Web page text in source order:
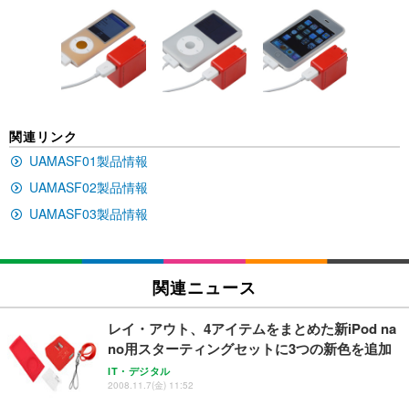
[EdoErgo] オフィスチェア 椅子 テレワーク 疲れな
い 跳ね上げ式アームレスト コンパクト 約105度ロッ
キング pc 事務椅子 360度回転 座面昇降 強化ナイロ
ン樹脂ベース 通気性メッシュ 在宅ワーク H-WY01
(黒網+黒枠+黒足)
￥5,699
ュチェア 人間工学 疲れない ブラック
￥27,999
能 人間工学 椅子 腰サポート 90度跳ね上げ式アーム
レスト 3Dヘッドレスト ハンガー付き 高反発クッシ
ョン PCチェア 通気性メッシュ ゲーミング/勉強/事
務用 おしゃれ パソコンチェア (ブラック)
Sezlife オフィスチェア デスクチェア 疲れない テレ
ワーク チェア 強化バックレスト 30度ロッキング機
能 人間工学 椅子 腰サポート 90度跳ね上げ式アーム
レスト 3Dヘッドレスト ハンガー付き 高反発クッシ
EIZO ビジネス向けプレミアムモニター | FlexScan
EV3240X-WT | 31.5型4K UHD・USB Type-C・ホワ
イト
￥105,595
イト
￥109,572
フック付き（CFI-ZDM1J）
￥49,979
【整備済み品】Dell E2724HS 27インチ 液晶モニタ
ー フルHD（1920×1080）VA 非光沢 HDMI/DisplayP
ort/VGA スピーカー内蔵 高さ調整 スイベル VESA対
応 ComfortView ビジネス向け
￥15,800
Amazonベーシック ペットシーツ 薄型 レギュラー 1
回使い捨て 無香料 ホワイト 300枚
￥3,373
x2袋(84枚) ホワイト(吸収面:ライトブルー)
￥3,234
り 単品
Smart Basic(スマートベーシック) 【Amazon.co.jp
限定】 Smart Basic アイリスオーヤマ ペットシーツ
超厚型 お徳用 ワイド 100枚入 (x 1) (ケース販売)
関連リンク
UAMASF01製品情報
UAMASF02製品情報
UAMASF03製品情報
関連ニュース
レイ・アウト、4アイテムをまとめた新iPod na
no用スターティングセットに3つの新色を追加
IT・デジタル
2008.11.7(金) 11:52